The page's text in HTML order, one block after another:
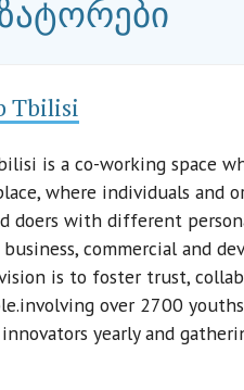
Tbilisi
is a co-working space
where individuals and
doers with different
commercial and
is to foster trust,
over 2700
yearly and